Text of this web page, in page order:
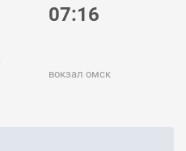
07:16
вокзал омск